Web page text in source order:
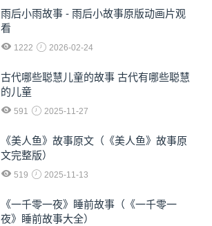
雨后小雨故事 - 雨后小故事原版动画片观
看
1222 2026-02-24
古代哪些聪慧儿童的故事 古代有哪些聪慧
的儿童
591 2025-11-27
《美人鱼》故事原文（《美人鱼》故事原
文完整版）
519 2025-11-13
《一千零一夜》睡前故事（《一千零一
夜》睡前故事大全）